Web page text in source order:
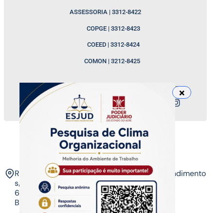
ASSESSORIA | 3312-8422
COPGE | 3312-8423
COEED | 3312-8424
COMON | 3212-8425
Nossos canais
ESJUD
Rua Tribunal de Justiça,
s/n. Via Verde.
69.915-631 – Rio
Branco-AC.​
Horário de Atendimento
07 às 14 horas​